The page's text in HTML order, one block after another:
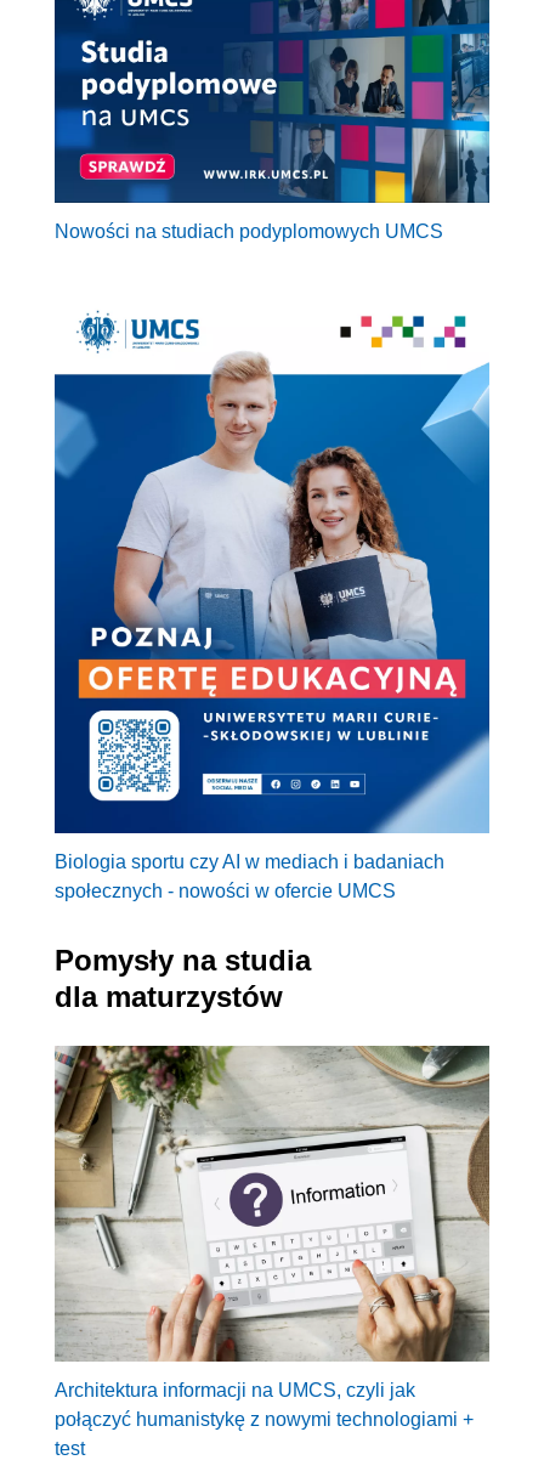
Nowości na studiach podyplomowych UMCS
Biologia sportu czy AI w mediach i badaniach
społecznych - nowości w ofercie UMCS
Pomysły na studia
dla maturzystów
Architektura informacji na UMCS, czyli jak
połączyć humanistykę z nowymi technologiami +
test